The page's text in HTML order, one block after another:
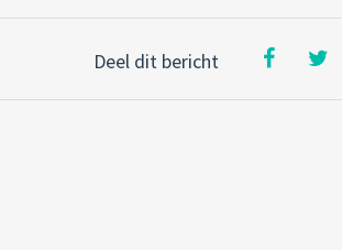
Deel dit bericht